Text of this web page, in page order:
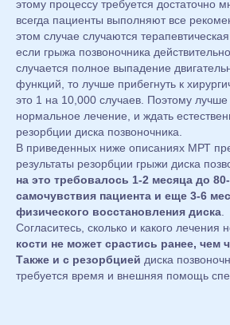
этому процессу требуется достаточно
всегда пациенты выполняют все
этом случае случаются
если грыжа позвоночника
случается полное выпадение
функций, то лучше прибегнуть к
это 1 на 10,000 случаев. Поэтому лучше
нормальное лечение, и ждать
резорбции диска позвоночника.
В приведенных ниже описаниях МРТ
результаты резорбции грыжи диска
на это требовалось 1-2 месяца до
самочувствия пациента и еще 3-6
физического восстановления диска
Согласитесь, сколько и какого лечения
кости не может срастись ранее, чем
Также и с резорбцией диска
требуется время и внешняя помощь